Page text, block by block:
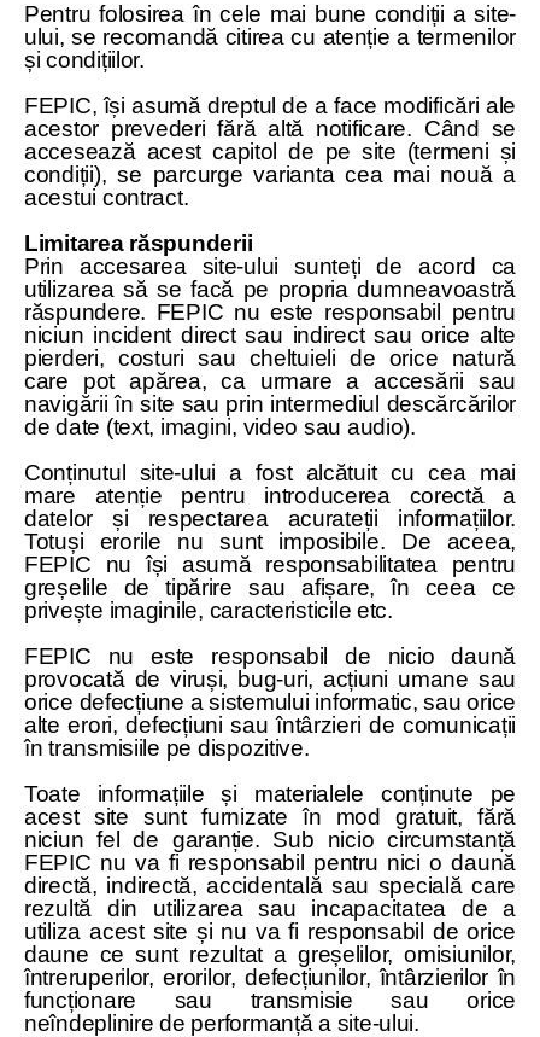
Pentru folosirea în cele mai bune condiții a site-
ului, se recomandă citirea cu atenție a termenilor
și condițiilor.
FEPIC, își asumă dreptul de a face modificări ale
acestor prevederi fără altă notificare. Când se
accesează acest capitol de pe site (termeni și
condiții), se parcurge varianta cea mai nouă a
acestui contract.
Limitarea răspunderii
Prin accesarea site-ului sunteți de acord ca
utilizarea să se facă pe propria dumneavoastră
răspundere. FEPIC nu este responsabil pentru
niciun incident direct sau indirect sau orice alte
pierderi, costuri sau cheltuieli de orice natură
care pot apărea, ca urmare a accesării sau
navigării în site sau prin intermediul descărcărilor
de date (text, imagini, video sau audio).
Conținutul site-ului a fost alcătuit cu cea mai
mare atenție pentru introducerea corectă a
datelor și respectarea acurateții informațiilor.
Totuși erorile nu sunt imposibile. De aceea,
FEPIC nu își asumă responsabilitatea pentru
greșelile de tipărire sau afișare, în ceea ce
privește imaginile, caracteristicile etc.
FEPIC nu este responsabil de nicio daună
provocată de viruși, bug-uri, acțiuni umane sau
orice defecțiune a sistemului informatic, sau orice
alte erori, defecțiuni sau întârzieri de comunicații
în transmisiile pe dispozitive.
Toate informațiile și materialele conținute pe
acest site sunt furnizate în mod gratuit, fără
niciun fel de garanție. Sub nicio circumstanță
FEPIC nu va fi responsabil pentru nici o daună
directă, indirectă, accidentală sau specială care
rezultă din utilizarea sau incapacitatea de a
utiliza acest site și nu va fi responsabil de orice
daune ce sunt rezultat a greșelilor, omisiunilor,
întreruperilor, erorilor, defecțiunilor, întârzierilor în
funcționare sau transmisie sau orice
neîndeplinire de performanță a site-ului.